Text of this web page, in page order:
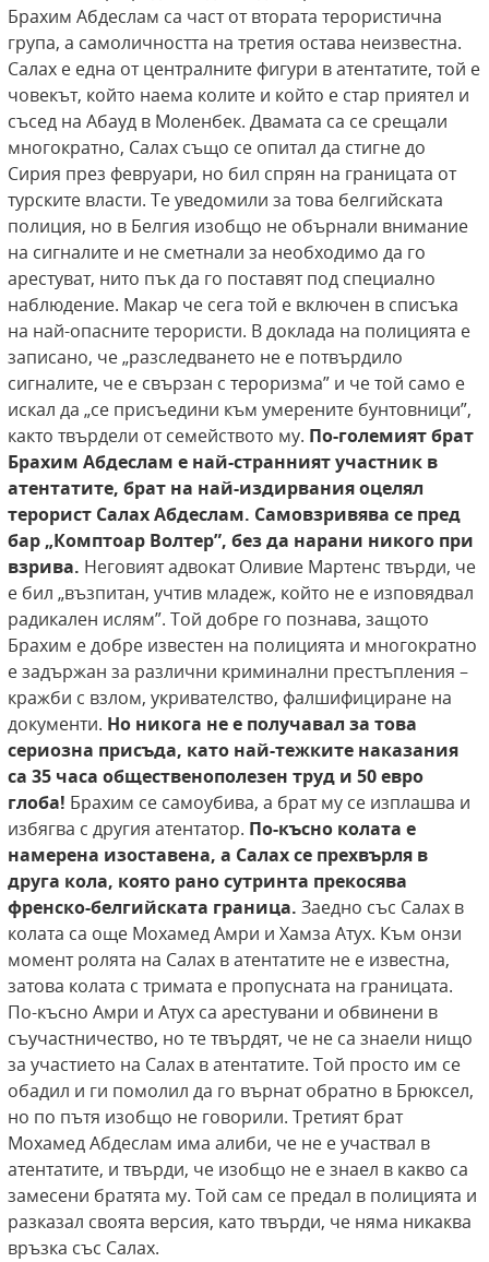
Брахим Абдеслам са част от втората терористична
група, а самоличността на третия остава неизвестна.
Салах е една от централните фигури в атентатите, той е
човекът, който наема колите и който е стар приятел и
съсед на Абауд в Моленбек. Двамата са се срещали
многократно, Салах също се опитал да стигне до
Сирия през февруари, но бил спрян на границата от
турските власти. Те уведомили за това белгийската
полиция, но в Белгия изобщо не обърнали внимание
на сигналите и не сметнали за необходимо да го
арестуват, нито пък да го поставят под специално
наблюдение. Макар че сега той е включен в списъка
на най-опасните терористи. В доклада на полицията е
записано, че „разследването не е потвърдило
сигналите, че е свързан с тероризма” и че той само е
искал да „се присъедини към умерените бунтовници”,
както твърдели от семейството му. По-големият брат
Брахим Абдеслам е най-странният участник в
атентатите, брат на най-издирвания оцелял
терорист Салах Абдеслам. Самовзривява се пред
бар „Комптоар Волтер”, без да нарани никого при
взрива. Неговият адвокат Оливие Мартенс твърди, че
е бил „възпитан, учтив младеж, който не е изповядвал
радикален ислям”. Той добре го познава, защото
Брахим е добре известен на полицията и многократно
е задържан за различни криминални престъпления –
кражби с взлом, укривателство, фалшифициране на
документи. Но никога не е получавал за това
сериозна присъда, като най-тежките наказания
са 35 часа общественополезен труд и 50 евро
глоба! Брахим се самоубива, а брат му се изплашва и
избягва с другия атентатор. По-късно колата е
намерена изоставена, а Салах се прехвърля в
друга кола, която рано сутринта прекосява
френско-белгийската граница. Заедно със Салах в
колата са още Мохамед Амри и Хамза Атух. Към онзи
момент ролята на Салах в атентатите не е известна,
затова колата с тримата е пропусната на границата.
По-късно Амри и Атух са арестувани и обвинени в
съучастничество, но те твърдят, че не са знаели нищо
за участието на Салах в атентатите. Той просто им се
обадил и ги помолил да го върнат обратно в Брюксел,
но по пътя изобщо не говорили. Третият брат
Мохамед Абдеслам има алиби, че не е участвал в
атентатите, и твърди, че изобщо не е знаел в какво са
замесени братята му. Той сам се предал в полицията и
разказал своята версия, като твърди, че няма никаква
връзка със Салах.